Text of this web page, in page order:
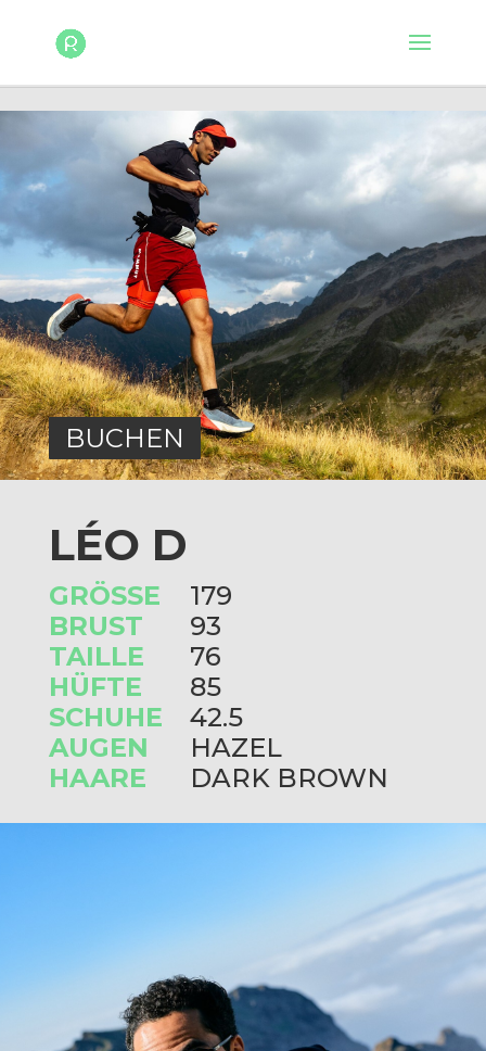
BUCHEN
LÉO D
GRÖSSE
BRUST
TAILLE
HÜFTE
SCHUHE
AUGEN
HAARE
179
93
76
85
42.5
HAZEL
DARK BROWN